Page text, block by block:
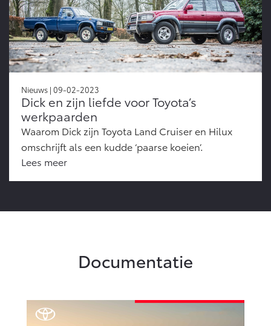
Nieuws | 09-02-2023
Dick en zijn liefde voor Toyota’s
werkpaarden
Waarom Dick zijn Toyota Land Cruiser en Hilux
omschrijft als een kudde ‘paarse koeien’.
Lees meer
Documentatie